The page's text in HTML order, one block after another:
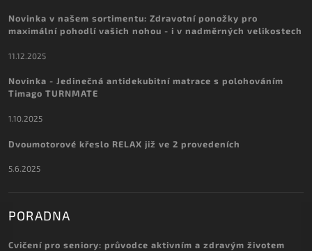
Novinka v našem sortimentu: Zdravotní ponožky pro
maximální pohodlí vašich nohou - i v nadměrných velikostech
11.12.2025
Novinka - Jedinečná antidekubitní matrace s polohováním
Timago TURNMATE
1.10.2025
Dvoumotorové křeslo RELAX již ve 2 provedeních
5.6.2025
PORADNA
Cvičení pro seniory: průvodce aktivním a zdravým životem